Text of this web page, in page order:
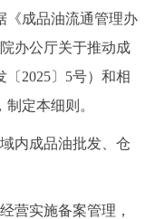
《成品油流通管理办
办公厅关于推动成
2025〕5号）和相
定本细则。
内成品油批发、仓
实施备案管理，